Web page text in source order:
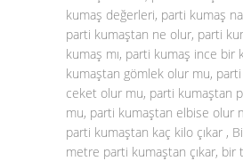
kumaş değerleri, parti kumaş
parti kumaştan ne olur, parti
kumaş mı, parti kumaş ince bir
kumaştan gömlek olur mu,
ceket olur mu, parti kumaştan
mu, parti kumaştan elbise olur
parti kumaştan kaç kilo çıkar ,
metre parti kumaştan çıkar, bir